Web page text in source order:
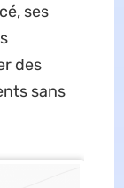
ses
des
sans